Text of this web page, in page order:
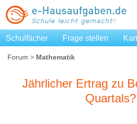
Schulfächer Frage stellen
Forum > Mathematik
Jährlicher Ertrag zu
Quartals?